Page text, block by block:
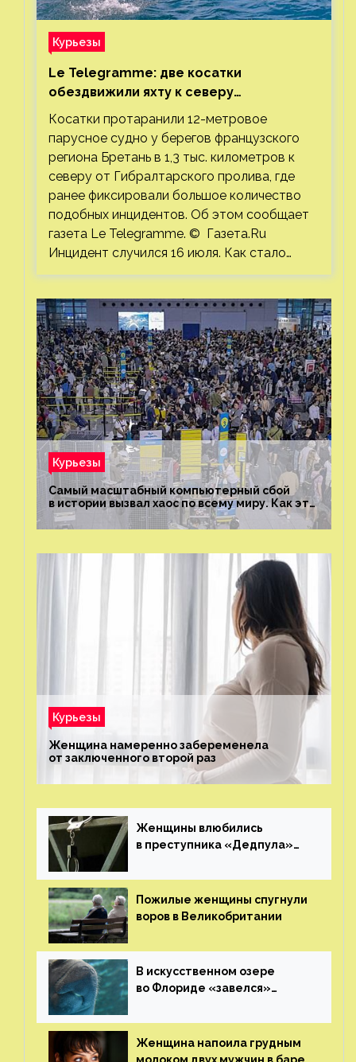
Курьезы
Le Telegramme: две косатки
обездвижили яхту к северу
от Гибралтарского пролива
Косатки протаранили 12-метровое
парусное судно у берегов французского
региона Бретань в 1,3 тыс. километров к
северу от Гибралтарского пролива, где
ранее фиксировали большое количество
подобных инцидентов. Об этом сообщает
газета Le Telegramme. © Газета.Ru
Инцидент случился 16 июля. Как стало…
Курьезы
Самый масштабный компьютерный сбой
в истории вызвал хаос по всему миру. Как это
было?
Курьезы
Женщина намеренно забеременела
от заключенного второй раз
Женщины влюбились
в преступника «Дедпула»
ему жизнь
Пожилые женщины спугнули
воров в Великобритании
В искусственном озере
во Флориде «завелся»
Женщина напоила грудным